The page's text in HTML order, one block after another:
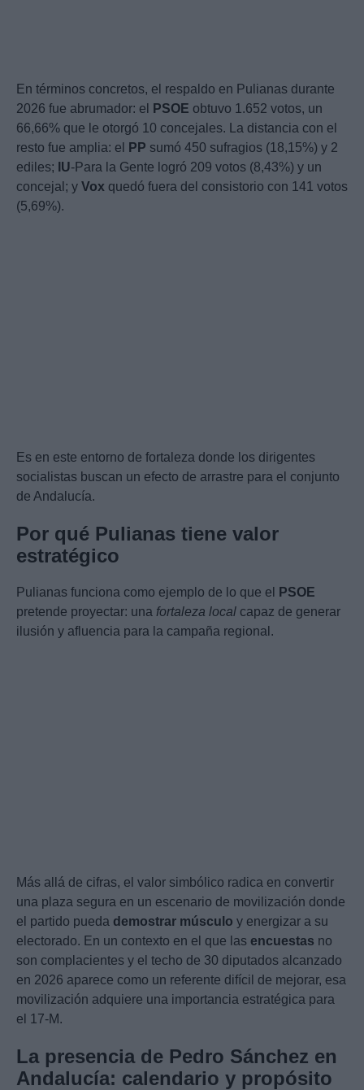
En términos concretos, el respaldo en Pulianas durante
2026 fue abrumador: el
PSOE obtuvo 1.652 votos, un
66,66% que le otorgó 10 concejales. La distancia con el
resto fue amplia: el
PP sumó 450 sufragios (18,15%) y 2
ediles; IU-Para la Gente logró 209 votos (8,43%) y un
concejal; y Vox quedó fuera del consistorio con 141 votos
(5,69%).
Es en este entorno de fortaleza donde los dirigentes
socialistas buscan un efecto de arrastre para el conjunto
de Andalucía.
Por qué Pulianas tiene valor
estratégico
Pulianas funciona como ejemplo de lo que el
PSOE
pretende proyectar: una fortaleza local capaz de generar
ilusión y afluencia para la campaña regional.
Más allá de cifras, el valor simbólico radica en convertir
una plaza segura en un escenario de movilización donde
el partido pueda demostrar músculo y energizar a su
electorado. En un contexto en el que las encuestas no
son complacientes y el techo de 30 diputados alcanzado
en 2026 aparece como un referente difícil de mejorar, esa
movilización adquiere una importancia estratégica para
el 17-M.
La presencia de Pedro Sánchez en
Andalucía: calendario y propósito